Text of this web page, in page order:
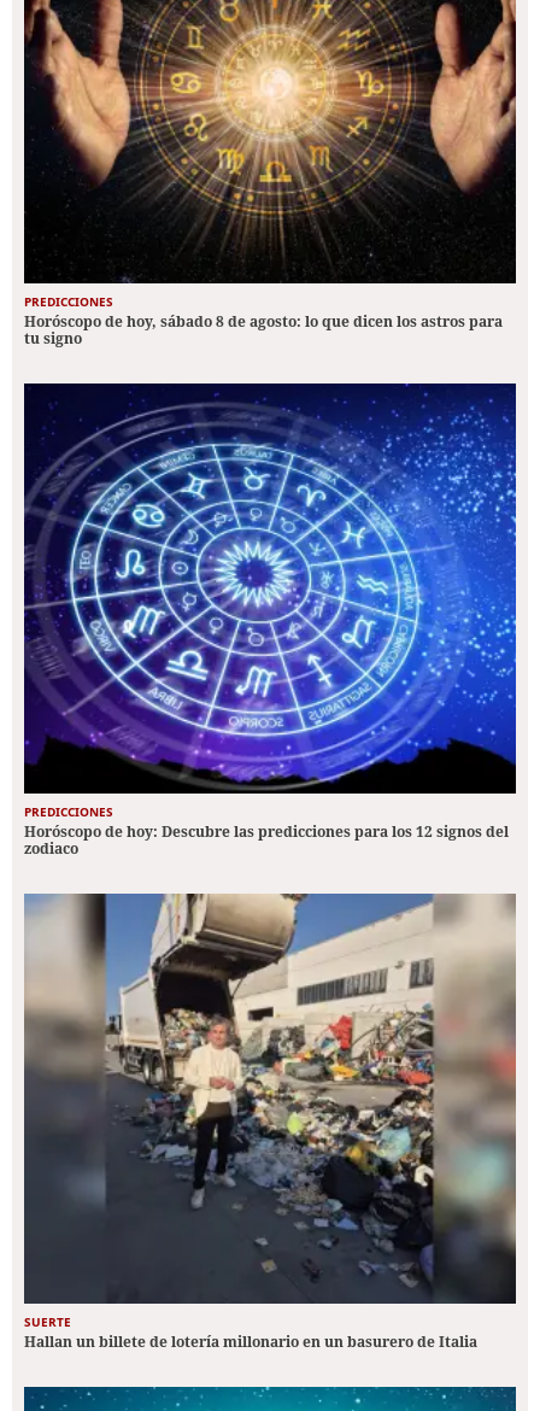
PREDICCIONES
Horóscopo de hoy, sábado 8 de agosto: lo que dicen los astros para
tu signo
PREDICCIONES
Horóscopo de hoy: Descubre las predicciones para los 12 signos del
zodiaco
SUERTE
Hallan un billete de lotería millonario en un basurero de Italia